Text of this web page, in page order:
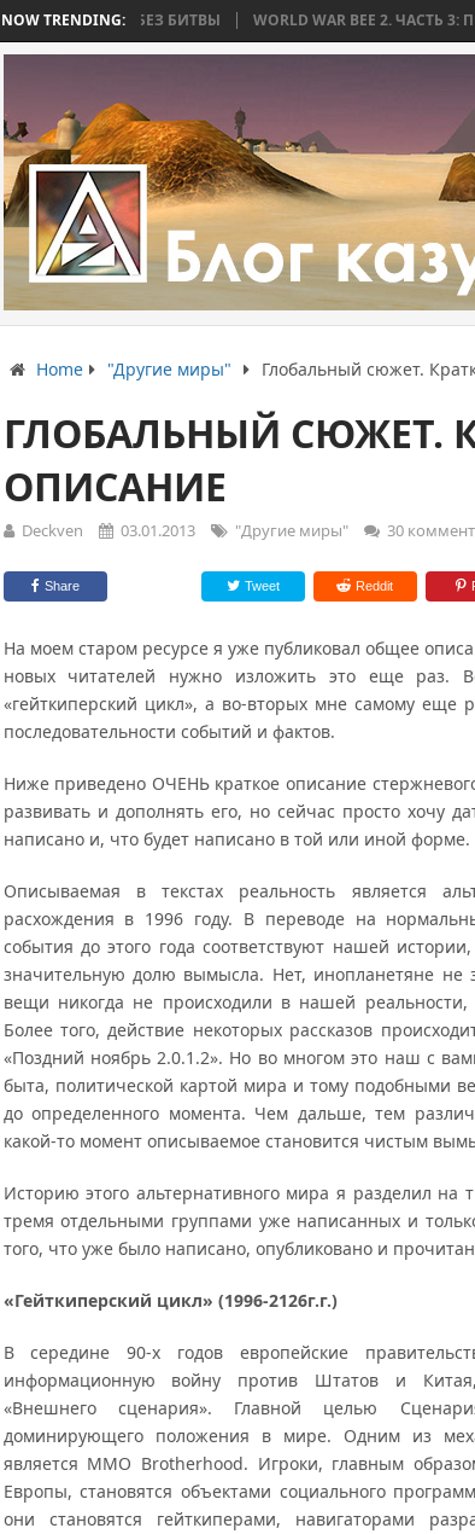
NOW TRENDING:
БЕЗ БИТВЫ WORLD WAR BEE 2. ЧАСТЬ 3:
Home "Другие миры" Глобальный сюжет.
ГЛОБАЛЬНЫЙ СЮЖЕТ.
ОПИСАНИЕ
Deckven 03.01.2013 "Другие миры" 30
Share Tweet Reddit
На моем старом ресурсе я уже публиковал общее
новых читателей нужно изложить это еще раз.
«гейткиперский цикл», а во-вторых мне самому еще
последовательности событий и фактов.
Ниже приведено ОЧЕНЬ краткое описание
развивать и дополнять его, но сейчас просто хочу
написано и, что будет написано в той или иной форме.
Описываемая в текстах реальность является
расхождения в 1996 году. В переводе на
события до этого года соответствуют нашей
значительную долю вымысла. Нет, инопланетяне не
вещи никогда не происходили в нашей реальности,
Более того, действие некоторых рассказов
«Поздний ноябрь 2.0.1.2». Но во многом это наш с
быта, политической картой мира и тому подобными
до определенного момента. Чем дальше, тем
какой-то момент описываемое становится чистым
Историю этого альтернативного мира я разделил на
тремя отдельными группами уже написанных и
того, что уже было написано, опубликовано и
«Гейткиперский цикл» (1996-2126г.г.)
В середине 90-х годов европейские
информационную войну против Штатов и
«Внешнего сценария». Главной целью
доминирующего положения в мире. Одним из
является ММО Brotherhood. Игроки, главным
Европы, становятся объектами социального
они становятся гейткиперами, навигаторами